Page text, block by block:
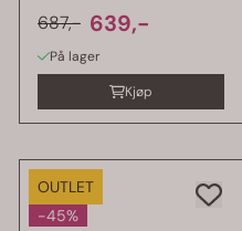
687,- 639,-
På lager
Kjøp
OUTLET
-45%